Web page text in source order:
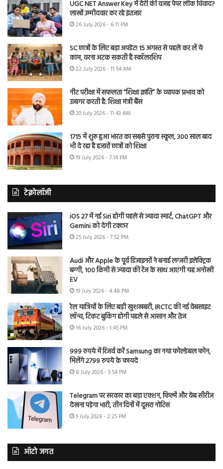
UGC NET Answer Key में देरी की वजह पेपर लीक विवाद?
लाखों उम्मीदवार कर रहे इंतजार
26 July 2026 - 6:11 PM
SC छात्रों के लिए बड़ा अपडेट! 15 अगस्त से पहले कर लें ये
काम, वरना अटक सकती है स्कॉलरशिप
22 July 2026 - 11:54 AM
नीट परीक्षा में सफलता “शिक्षा क्रांति” के व्यापक प्रभाव को
उजागर करती है: शिक्षा मंत्री बैंस
20 July 2026 - 11:43 AM
1715 में शुरू हुआ भारत का सबसे पुराना स्कूल, 300 साल बाद
भी दे रहा है हजारों छात्रों को शिक्षा
19 July 2026 - 7:14 PM
टेक्नोलॉजी
iOS 27 में नई Siri होगी पहले से ज्यादा स्मार्ट, ChatGPT और
Gemini को देगी टक्कर
25 July 2026 - 7:52 PM
Audi और Apple के पूर्व डिजाइनरों ने बनाई लग्जरी इलेक्ट्रिक
बग्गी, 100 किमी से ज्यादा की रेंज के साथ आएगी यह अनोखी
EV
19 July 2026 - 4:48 PM
रेल यात्रियों के लिए बड़ी खुशखबरी, IRCTC की नई वेबसाइट
लॉन्च, टिकट बुकिंग होगी पहले से आसान और तेज
16 July 2026 - 1:45 PM
999 रुपये में रिजर्व करें Samsung का नया फोल्डेबल फोन,
मिलेंगे 2799 रुपये के फायदे
8 July 2026 - 5:54 PM
Telegram पर सरकार का बड़ा एक्शन, फिल्में और वेब सीरीज
देखना पड़ेगा भारी, तीन दिनों में दूसरा नोटिस
5 July 2026 - 2:25 PM
ऑटो जगत